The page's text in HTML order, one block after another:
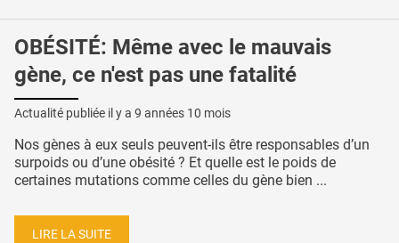
OBÉSITÉ: Même avec le mauvais
gène, ce n'est pas une fatalité
Actualité publiée il y a 9 années 10 mois
Nos gènes à eux seuls peuvent-ils être responsables d’un
surpoids ou d’une obésité ? Et quelle est le poids de
certaines mutations comme celles du gène bien ...
LIRE LA SUITE